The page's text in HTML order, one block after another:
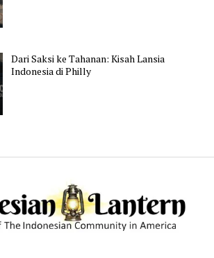
Dari Saksi ke Tahanan: Kisah Lansia
Indonesia di Philly